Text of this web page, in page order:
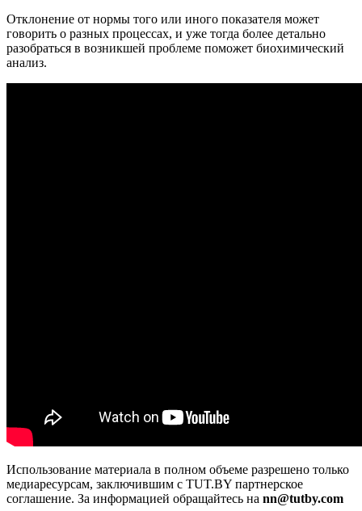
Отклонение от нормы того или иного показателя может
говорить о разных процессах, и уже тогда более детально
разобраться в возникшей проблеме поможет биохимический
анализ.
Использование материала в полном объеме разрешено только
медиаресурсам, заключившим с TUT.BY партнерское
соглашение. За информацией обращайтесь на nn@tutby.com